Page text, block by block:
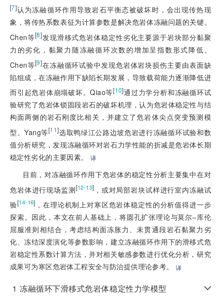
[7]认为冻融循环作用导致岩石平衡态被破坏时，会出现传热现
象，将传热系数表征为计算参数是解决危岩体冻融问题的关键。
Chen等[8]发现滑移式危岩体稳定性劣化主要源于岩块部分黏聚
力的劣化，黏聚力随冻融循环次数的增加呈指数形式降低。
Chen等[9]在冻融循环试验中发现危岩体岩块损伤主要由表面缺
陷组成，在冻融作用下缺陷长期发展，导致载荷能力逐渐降低进
而引起危岩体崩塌破坏。Qiao等[10]通过力学分析和冻融循环试
验研究了危岩体锁固段岩石的破坏机理，认为危岩体稳定性与结
构面两侧的岩石刚度比相关，并建立了危岩体尖点突变预测模
型。Yang等[11]选取鸭绿江公路边坡危岩进行冻融循环试验和数
值分析研究，发现冻融循环对岩石力学性能的折减是危岩体长期
稳定性劣化的主要因素。译
目前，对冻融循环作用下危岩体的稳定性分析主要集中在对
危岩体进行现场监测[12-13] ，或对局部岩块试样进行室内冻融试
验[14-16] ，在理论机制上对寒区危岩体稳定性的分析值得进一步
探索。因此，本文在前人基础上，将圆孔扩张理论与莫尔–库伦
屈服准则相结合，考虑结构面冻胀力、未贯通段岩石黏聚力劣
化、冻结深度演化等参数影响，建立冻融循环作用下的滑移式危
岩稳定性系数计算方法，并对相关敏感参数进行优化分析，研究
成果可为寒区危岩体工程安全与防治提供理论参考。译
1 冻融循环下滑移式危岩体稳定性力学模型